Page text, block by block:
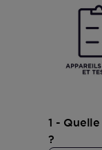
1 -
?